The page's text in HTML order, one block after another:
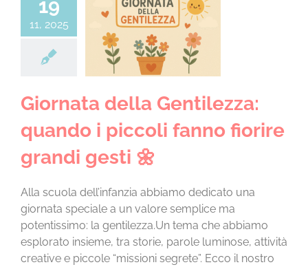
CHI SIAMO
LA SCUOLA E I SUOI AMBIENTI
LE NOSTRE ESPERIENZE
INFORMAZIONI E ISCRIZIONI
MODULISTICA
EVENTI
19
11, 2025
della
quando i
gesti 🌼
Giornata della Gentilezza:
quando i piccoli fanno fiorire
grandi gesti 🌼
Alla scuola dell’infanzia abbiamo dedicato una
giornata speciale a un valore semplice ma
potentissimo: la gentilezza.Un tema che abbiamo
esplorato insieme, tra storie, parole luminose, attività
creative e piccole “missioni segrete”. Ecco il nostro